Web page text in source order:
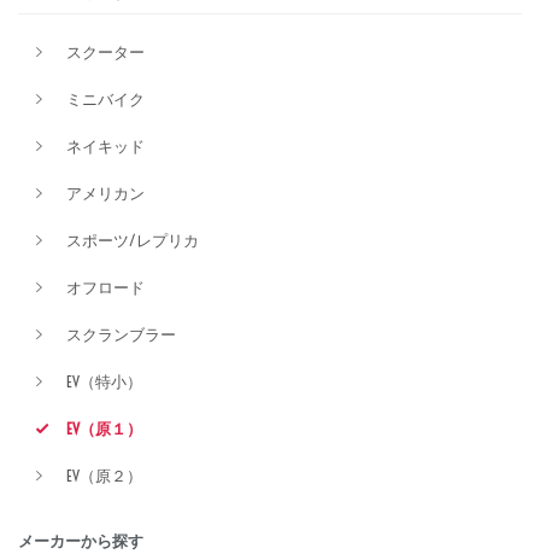
スクーター
ミニバイク
ネイキッド
アメリカン
スポーツ/レプリカ
オフロード
スクランブラー
EV（特小）
EV（原１）
EV（原２）
メーカーから探す
価格